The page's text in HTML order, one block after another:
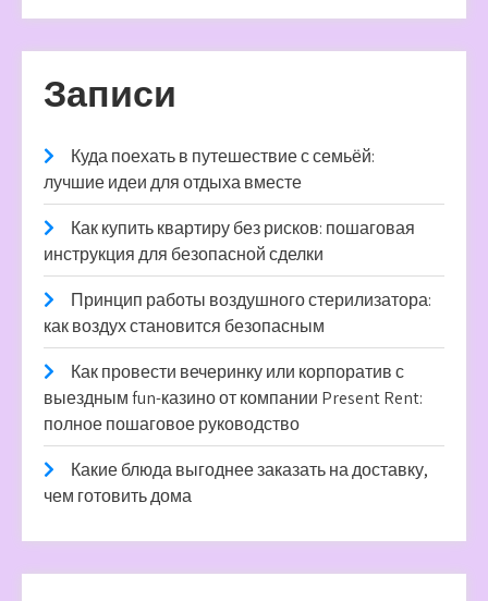
Записи
Куда поехать в путешествие с семьёй:
лучшие идеи для отдыха вместе
Как купить квартиру без рисков: пошаговая
инструкция для безопасной сделки
Принцип работы воздушного стерилизатора:
как воздух становится безопасным
Как провести вечеринку или корпоратив с
выездным fun-казино от компании Present Rent:
полное пошаговое руководство
Какие блюда выгоднее заказать на доставку,
чем готовить дома